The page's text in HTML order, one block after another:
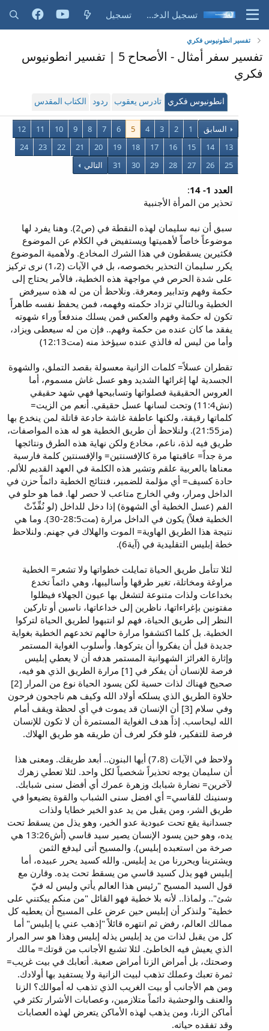
تسجيل الدخول تسجيل
تفسير انطونيوس فكري
تفسير سفر أمثال - الأصحاح 5 | تفسير انطونيوس
فكري
انطونيوس فكري تادرس يعقوب ردود الكتاب المقدس
السابق 1
2
3
4
5
6
7
8
9
10
11
12
13
14
15
16
17
18
19
20
21
22
23
24
25
26
27
28
29
30
31 التالي
العدد 1- 14
:
تحذير من المرأة الأجنبية
سبق أن نبه سليمان لهذه النقطة في (ص2). وهنا يفرد لها
موضوعاً خاصاً لأهميتها ويستفيض في الكلام عن الموضوع
فكثيرين يسقطون في هذا الشرك المخادع. ولأهمية الموضوع
يكرر سليمان التحذير بخصوصه، بل في الآيات (1،2) نرى تركيز
على شدة الحرص في مواجهة هذه الخطية، فالأمر يحتاج إلى
حكمة وفهم وتدابير ومعرفة. ونلاحظ أن من له هذه سيرفض
الخطية وبالتالي تزداد حكمته وفهمه، فمن يحفظ نفسه طاهراً
تكون له حكمة وفهم والعكس فمن يسلك مندفعاً وراء شهوته
يفقد ما كان عنده من حكمة وفهم.. فإن من له سيعطى ويزاد،
وأما من ليس له فالذي عنده سيؤخذ منه (مت12:13)
تقطران عسلاً= كلمات الزانية معسولة بقصد التملق، والشهوة
الجسدية لها إغرائها الشديد وهو عسل غاش مسموم، أما
العروس الحقيقية فصلواتها وتسابيحها فهي شهد حقيقي
(نش11:4) وتحت لسانها عسل حقيقي. أنعم من الزيت=
كلماتها رقيقة، ولكنها عاطفة غاشة خادعة قاتلة لمن ينخدع بها
(مز21:55). ولنلاحظ أن طريق الخطية هو له هذه المواصفات،
طريق فيه لذة، ناعم، مخادع ولكن نهاية هذه الطرق ونتائجها
مرة جداً= عاقبتها مرة كالإفسنتين= والإفسنتين كلمة فارسية
معناها بالعربية علقم وتشير هذه الكلمة في العهد القديم للألم.
حادة كسيف= أي مؤلمة للضمير، فنتائج الخطية دائماً حزن في
الداخل ومرار، وفي الخارج متاعب لا حصر لها. فما هو حلو في
الفم (عسل الخطية أي الشهوة) إذا دخل للداخل (لو نُفِّذّتْ
الخطية فعلاً) يكون في الداخل مرارة (مت28:5-30). وما هي
نتيجة هذا الطريق الهاوية= الموت والهلاك في جهنم. ولنلاحظ
خطة إبليس التقليدية في (آية6).
لئلا تتأمل طريق الحياة تمايلت خطواتها ولا تشعر= الخطية
مراوغة ومخاتلة، تغير طرقها وأساليبها، وهي دائماً تخدع
بخداعات ولذات متنوعة لتشغل بها عيون الجهلاء فيظلوا
مفتونين بإغراءاتها، ناظرين إلى خداعاتها، ناسين أو تاركين
النظر إلى طريق الحياة، فهم لو انتبهوا لطريق الحياة لتركوا
الخطية. بل كلما اكتشفوا مرارة حالهم تخدعهم الخطية بغواية
جديدة قبل أن يفكروا أن يتركوها. وأسلوب الغواية المستمر
وإثارة الغرائز الشهوانية المستمر هدفه أن لا يعطي إبليس
فرصة للإنسان أن يفكر في [1] مرارة الطريق الذي هو فيه،
صحيح فهناك لذات حسية لكن يسود الحياة نوع من المرار [2]
حلاوة الطريق الذي يسلكه أولاد الله وكيف هم ناجحون فرحون
وفي سلام [3] أن الإنسان قد يموت في أي لحظة ويقف أمام
الله ليحاسب. إذاً هدف الغواية المستمرة أن لا تكون للإنسان
فرصة للتفكير، فلو فكر لعرف أن طريقه هو طريق الهلاك.
ولاحظ في الآيات (7،8) أيها البنون.. أبعد طريقك. ومعنى هذا
أن سليمان يوجه تحذيراً شخصياً لكل واحد. لئلا تعطي زهرك
لآخرين= نضارة شبابك وزهرة عمرك أي أفضل سنى شبابك.
وسنينك للقاسي= أي افضل سنى الشباب والقوة يضيعوا في
طريق الشر، ومن يقبل من يد عدو الخير خطايا ولذات
جسدانية يقع تحت عبودية عدو الخير، وهو يذل من يسقط تحت
يده، وهو حين يسود الإنسان يصير سيد قاسي (أش13:26 هي
صرخة من استعبده إبليس). والمسيح أتى ليدفع الثمن
ويشترينا ويحررنا من يد إبليس. والله كسيد يحرر عبيده، أما
إبليس فهو يذل كسيد قاسي من يسقط تحت يده. وقارن مع
قول السيد المسيح "رئيس هذا العالم يأتي وليس له فيّ
شئ".. ولماذا.. لأنه بلا خطية فهو القائل "من منكم يبكتني على
خطية" ولنذكر أن إبليس حين عرض على المسيح أن يعطيه كل
ممالك العالم، رفض ثم انتهره قائلاً "إذهب عني يا إبليس" أما
كل من يقبل لذات من يد إبليس يذله إبليس وهذا هو سر المرار
الذي يعيش فيه الخاطئ. لئلا تشبع الأجانب من قوتك= مالك
وصحتك، بل أمراض الزنا أمراض صعبة. أتعابك في بيت غريب=
ثمرة تعبك وعملك تذهب لبيت الزانية ولا يستفيد بها أولادك.
ومن هم الأجانب أو بيت الغريب الذي تذهب له أموالك؟ الزنا
والعنف والوحشية دائماً متلازمين، وعصابات الأشرار تكثر في
أماكن الزنا، ومن يذهب لهذه الأماكن يتعرض لهذه العصابات
وقد تفقده حياته.